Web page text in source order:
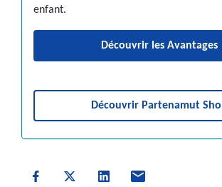
enfant.
Découvrir les Avantages
Découvrir Partenamut